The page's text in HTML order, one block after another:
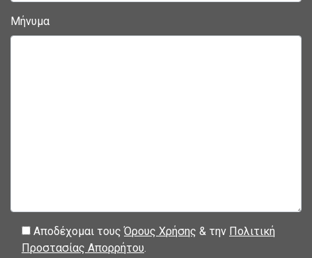
Μήνυμα
Αποδέχομαι τουςΌρους Χρήσης & την Πολιτική
Προστασίας Απορρήτου.